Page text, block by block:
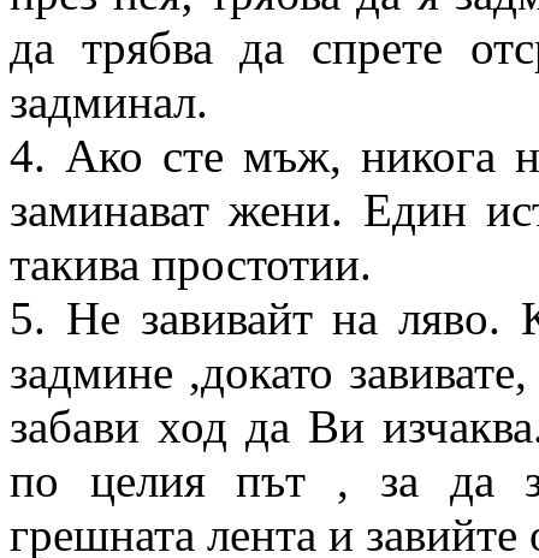
да трябва да спрете
задминал.
4. Ако сте мъж, никога
заминават жени. Един
такива простотии.
5. Не завивайт на ляво.
задмине ,докато
забави ход да Ви
по целия път , за да
грешната лента и завийте